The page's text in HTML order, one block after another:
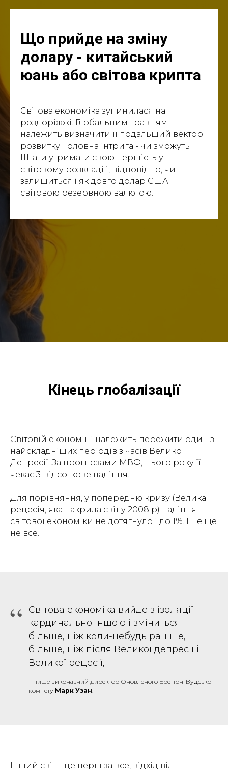
Що прийде на зміну
долару - китайський
юань або світова крипта
Світова економіка зупинилася на
роздоріжжі. Глобальним гравцям
належить визначити її подальший вектор
розвитку. Головна інтрига - чи зможуть
Штати утримати свою першість у
світовому розкладі і, відповідно, чи
залишиться і як довго долар США
світовою резервною валютою.
Кінець глобалізації
Світовій економіці належить пережити один з
найскладніших періодів з часів Великої
Депресії. За прогнозами МВФ, цього року її
чекає 3-відсоткове падіння.
Для порівняння, у попередню кризу (Велика
рецесія, яка накрила світ у 2008 р) падіння
світової економіки не дотягнуло і до 1%. І це ще
не все.
“
Світова економіка вийде з ізоляції
кардинально іншою і зміниться
більше, ніж коли-небудь раніше,
більше, ніж після Великої депресії і
Великої рецесії,
– пише виконавчий директор Оновленого Бреттон-Вудської
комітету Марк Узан.
Інший світ – це перш за все, відхід від